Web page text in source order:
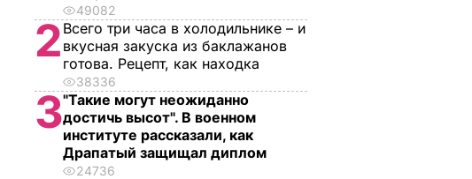
49082
2 Всего три часа в холодильнике – и
вкусная закуска из баклажанов
готова. Рецепт, как находка
38336
3"Такие могут неожиданно
достичь высот". В военном
институте рассказали, как
Драпатый защищал диплом
24736